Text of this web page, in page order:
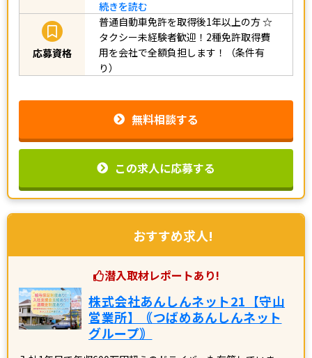
続きを読む
応募資格
普通自動車免許を取得後1年以上の方 ☆
タクシー未経験者歓迎！2種免許取得費
用を会社で全額負担します！（条件有
り）
無料相談する
この求人に応募する
おすすめ求人!
潜入取材レポートあり!
株式会社あんしんネット21【守山
営業所】｟つばめあんしんネット
グループ｠